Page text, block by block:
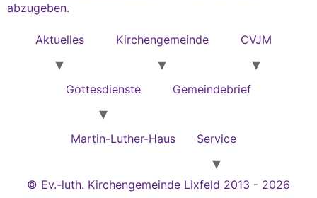
abzugeben.
Aktuelles Kirchengemeinde CVJM
Gottesdienste Gemeindebrief
Martin-Luther-Haus Service
© Ev.-luth. Kirchengemeinde Lixfeld 2013 - 2026